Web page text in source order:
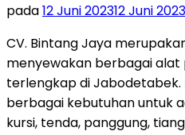
pada12 Juni 202312 Juni 2023
CV. Bintang Jaya
menyewakan berbagai
terlengkap di Jabodetabek.
berbagai kebutuhan untuk
kursi, tenda, panggung,